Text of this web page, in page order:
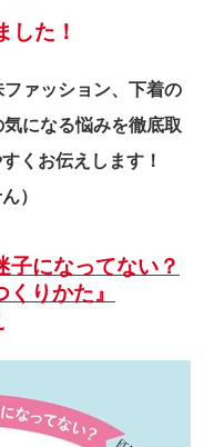
した！
ァッション、下着の
になる悩みを徹底取
くお伝えします！
）
子になってない？
くりかた』